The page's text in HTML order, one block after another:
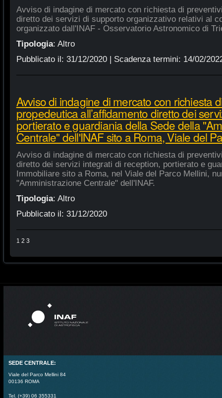
Avviso di indagine di mercato con richiesta di
diretto dei servizi di supporto organizzativo relativi al
organizzato dall'INAF - Osservatorio Astronomico di
Tipologia: Altro
Pubblicato il: 31/12/2020| Scadenza termini: 14/02/
Avviso di indagine di mercato con richiesta
propedeutica all’affidamento diretto dei
portierato e guardiania della Sede della
Centrale" dell'INAF sito a Roma, Viale del
Avviso di indagine di mercato con richiesta di
diretto dei servizi integrati di reception, portierato e
Immobiliare sito a Roma, nel Viale del Parco Mellini,
"Amministrazione Centrale" dell'INAF.
Tipologia: Altro
Pubblicato il: 31/12/2020
1 2 3
SEDE CENTRALE:
Viale del Parco Mellini 84
00136 ROMA
Tel. (+39) 06 355331